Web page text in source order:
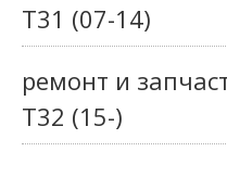
T31 (07-14)
ремонт и
T32 (15-)